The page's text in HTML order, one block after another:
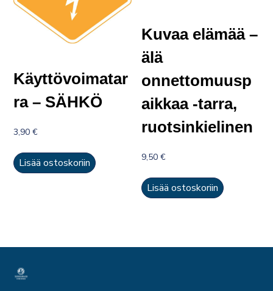
Käyttövoimatar
ra – SÄHKÖ
3,90€
Lisää ostoskoriin
Kuvaa elämää –
älä
onnettomuusp
aikkaa -tarra,
ruotsinkielinen
9,50€
Lisää ostoskoriin